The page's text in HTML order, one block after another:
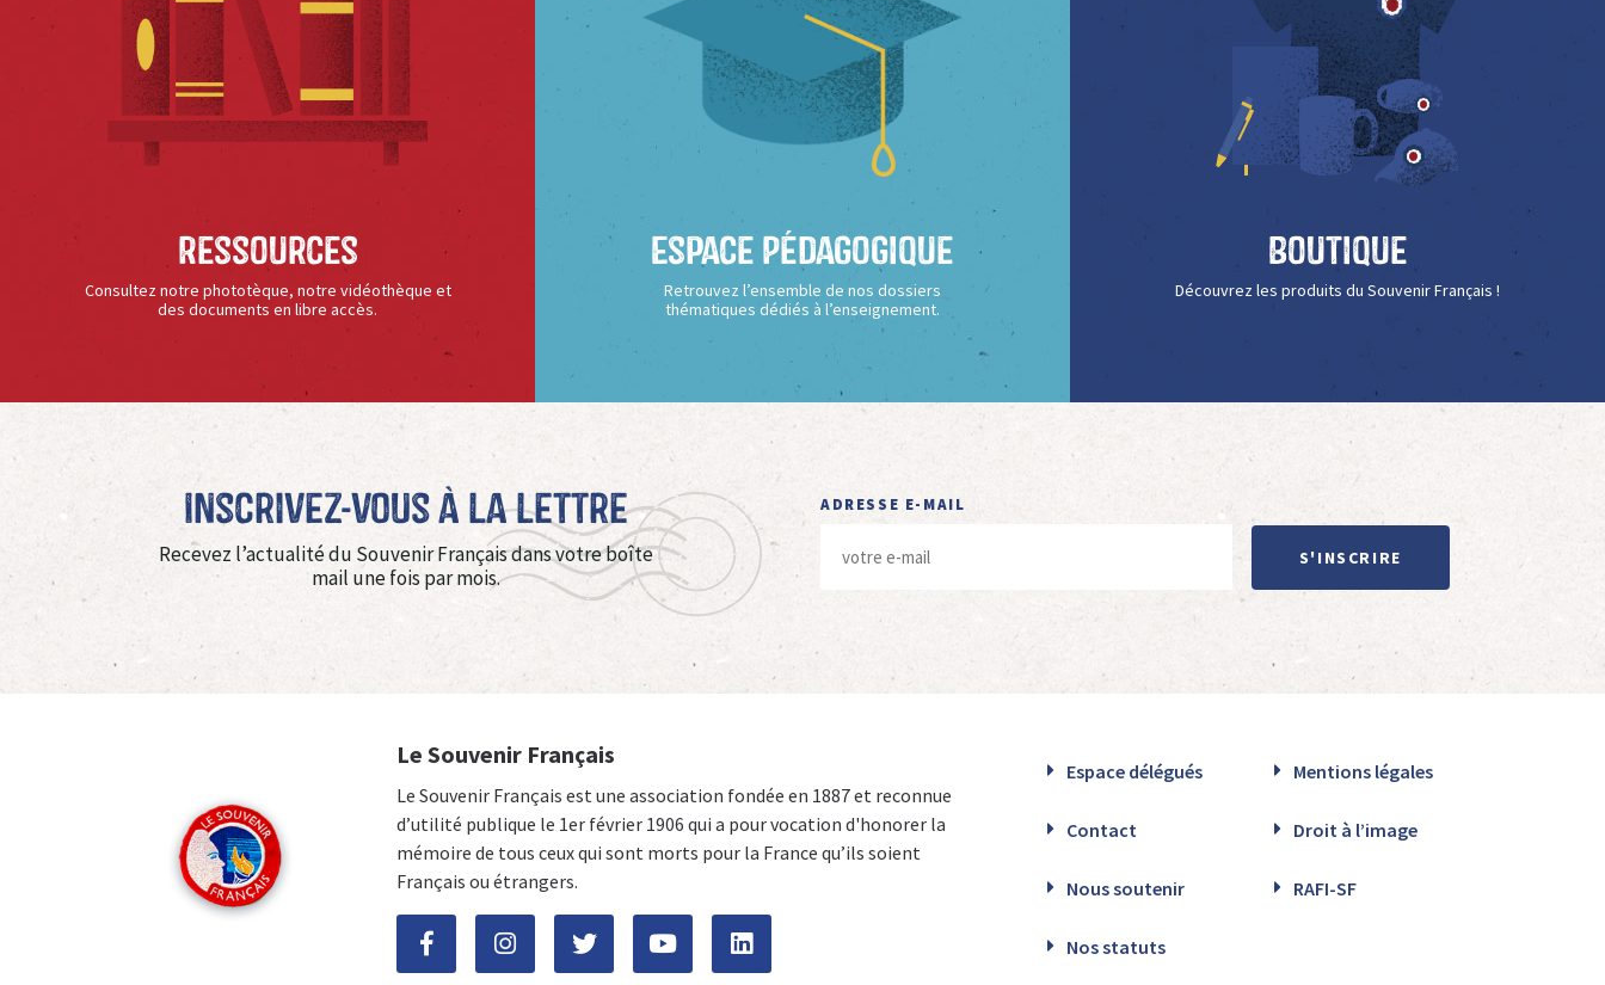
Ressources
Consultez notre phototèque, notre vidéothèque et
des documents en libre accès.
Espace Pédagogique
Retrouvez l’ensemble de nos dossiers
thématiques dédiés à l’enseignement.
Boutique
Découvrez les produits du Souvenir Français !
Inscrivez-vous à La Lettre
Recevez l’actualité du Souvenir Français dans votre boîte
mail une fois par mois.
ADRESSE E-MAIL
S'INSCRIRE
Le Souvenir Français
Le Souvenir Français est une association fondée en 1887 et reconnue
d’utilité publique le 1er février 1906 qui a pour vocation d'honorer la
mémoire de tous ceux qui sont morts pour la France qu’ils soient
Français ou étrangers.
Espace délégués Mentions légales
Contact Droit à l’image
Nous soutenir RAFI-SF
Nos statuts